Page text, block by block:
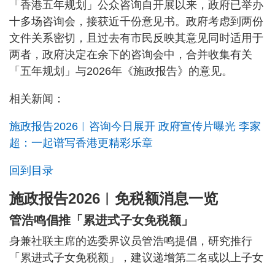
「香港五年规划」公众咨询自开展以来，政府已举办
十多场咨询会，接获近千份意见书。政府考虑到两份
文件关系密切，且过去有市民反映其意见同时适用于
两者，政府决定在余下的咨询会中，合并收集有关
「五年规划」与2026年《施政报告》的意见。
相关新闻：
施政报告2026︱咨询今日展开 政府宣传片曝光 李家
超：一起谱写香港更精彩乐章
回到目录
施政报告2026︱免税额消息一览
管浩鸣倡推「累进式子女免税额」
身兼社联主席的选委界议员管浩鸣提倡，研究推行
「累进式子女免税额」，建议递增第二名或以上子女